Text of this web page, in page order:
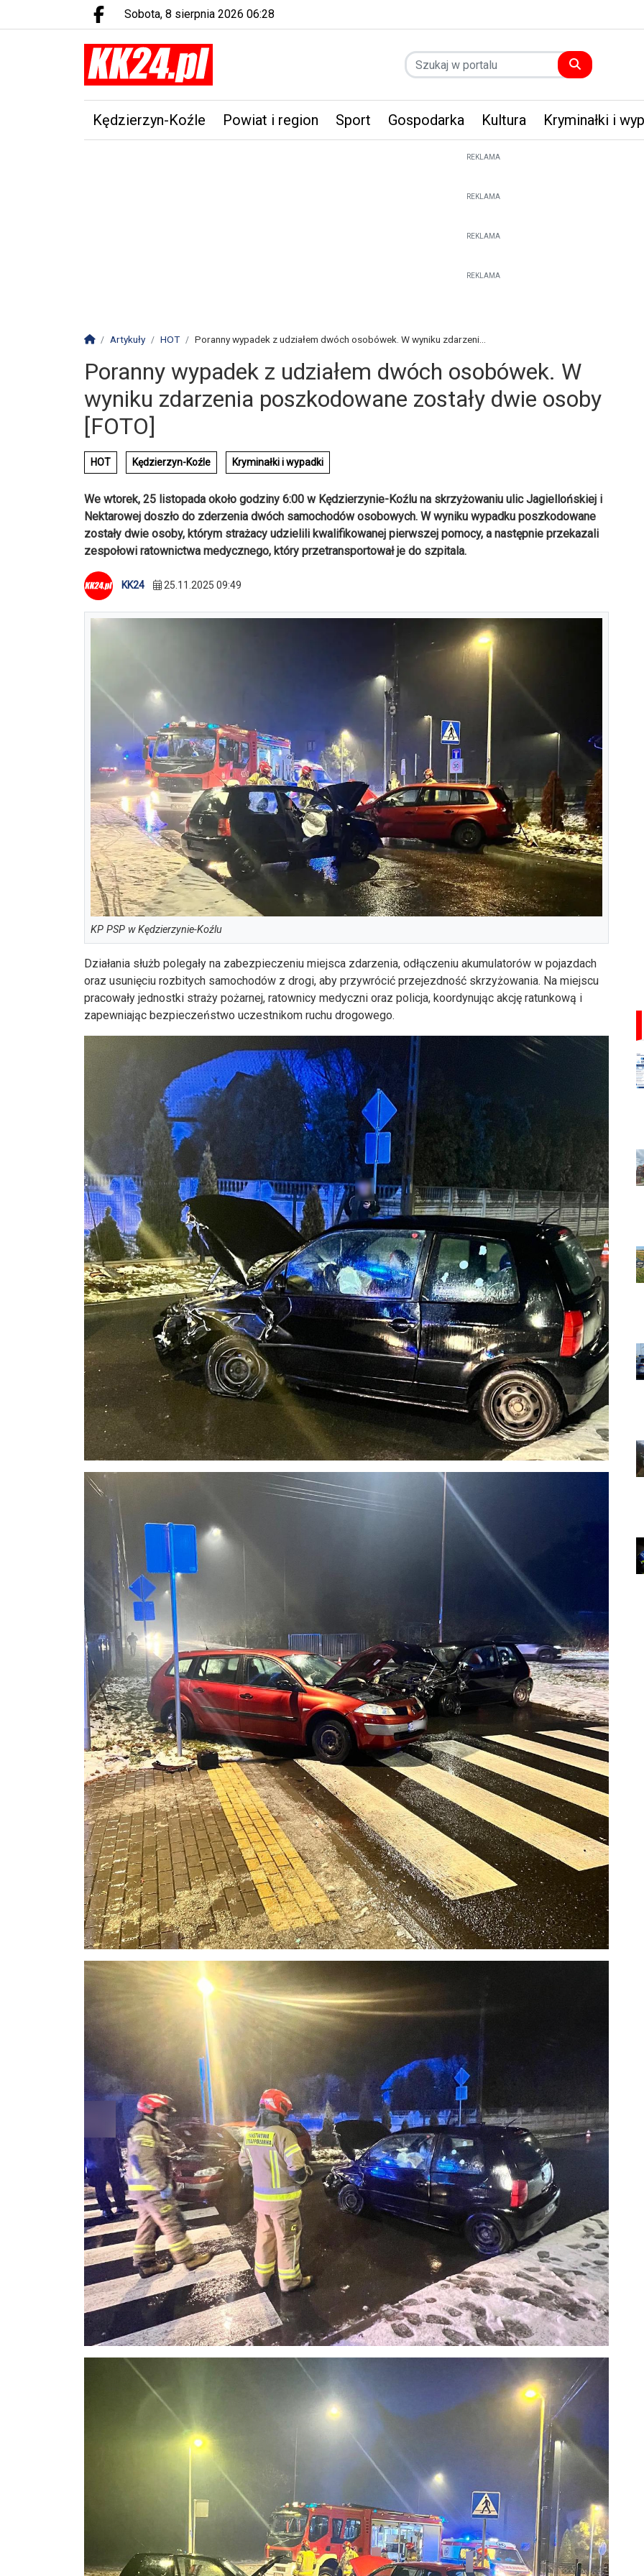
Facebook.com
sobota, 8 sierpnia 2026 06:28
Kędzierzyn-Koźle Powiat i region Sport Gospodarka Kultura Kryminałki i
REKLAMA
REKLAMA
REKLAMA
REKLAMA
Strona główna
Artykuły HOT Poranny wypadek z udziałem dwóch osobówek. W wyniku zdarzeni...
Poranny wypadek z udziałem dwóch osobówek. W
wyniku zdarzenia poszkodowane zostały dwie osoby
[FOTO]
HOT Kędzierzyn-Koźle Kryminałki i wypadki
We wtorek, 25 listopada około godziny 6:00 w Kędzierzynie-Koźlu na skrzyżowaniu ulic Jagiellońskiej i
Nektarowej doszło do zderzenia dwóch samochodów osobowych. W wyniku wypadku poszkodowane
zostały dwie osoby, którym strażacy udzielili kwalifikowanej pierwszej pomocy, a następnie przekazali
zespołowi ratownictwa medycznego, który przetransportował je do szpitala.
KK24 25.11.2025 09:49
KP PSP w Kędzierzynie-Koźlu
Działania służb polegały na zabezpieczeniu miejsca zdarzenia, odłączeniu akumulatorów w pojazdach
oraz usunięciu rozbitych samochodów z drogi, aby przywrócić przejezdność skrzyżowania. Na miejscu
pracowały jednostki straży pożarnej, ratownicy medyczni oraz policja, koordynując akcję ratunkową i
zapewniając bezpieczeństwo uczestnikom ruchu drogowego.